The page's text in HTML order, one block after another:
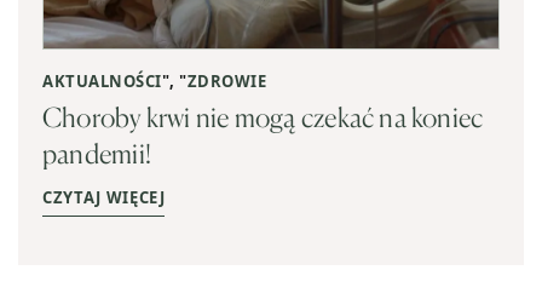
AKTUALNOŚCI", "ZDROWIE
Choroby krwi nie mogą czekać na koniec
pandemii!
CZYTAJ WIĘCEJ